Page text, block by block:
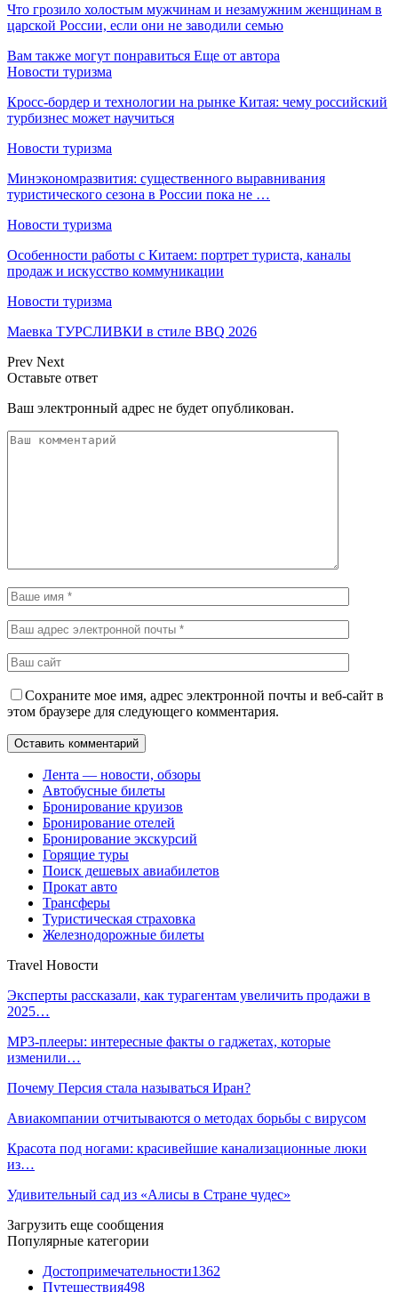
Что грозило холостым мужчинам и незамужним женщинам в
царской России, если они не заводили семью
Вам также могут понравиться Еще от автора
Новости туризма
Кросс-бордер и технологии на рынке Китая: чему российский
турбизнес может научиться
Новости туризма
Минэкономразвития: существенного выравнивания
туристического сезона в России пока не …
Новости туризма
Особенности работы с Китаем: портрет туриста, каналы
продаж и искусство коммуникации
Новости туризма
Маевка ТУРСЛИВКИ в стиле BBQ 2026
Prev Next
Оставьте ответ
Ваш электронный адрес не будет опубликован.
Сохраните мое имя, адрес электронной почты и веб-сайт в
этом браузере для следующего комментария.
Лента — новости, обзоры
Автобусные билеты
Бронирование круизов
Бронирование отелей
Бронирование экскурсий
Горящие туры
Поиск дешевых авиабилетов
Прокат авто
Трансферы
Туристическая страховка
Железнодорожные билеты
Travel Новости
Эксперты рассказали, как турагентам увеличить продажи в
2025…
MP3-плееры: интересные факты о гаджетах, которые
изменили…
Почему Персия стала называться Иран?
Авиакомпании отчитываются о методах борьбы с вирусом
Красота под ногами: красивейшие канализационные люки
из…
Удивительный сад из «Алисы в Стране чудес»
Загрузить еще сообщения
Популярные категории
Достопримечательности1362
Путешествия498